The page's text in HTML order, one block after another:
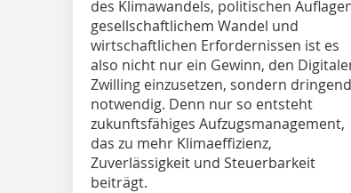
des Klimawandels, politischen
gesellschaftlichem Wandel und
wirtschaftlichen Erfordernissen ist es
also nicht nur ein Gewinn, den
Zwilling einzusetzen, sondern dringend
notwendig. Denn nur so entsteht
zukunftsfähiges Aufzugsmanagement,
das zu mehr Klimaeffizienz,
Zuverlässigkeit und Steuerbarkeit
beiträgt.